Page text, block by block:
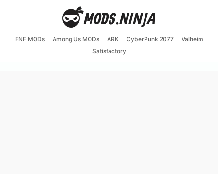
FNF MODs Among Us MODs ARK CyberPunk 2077
Valheim
Satisfactory